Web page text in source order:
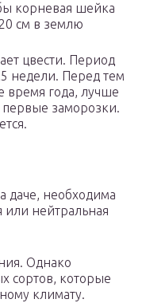
корневая шейка
см в землю
цвести. Период
недели. Перед тем
время года, лучше
первые заморозки.
даче, необходима
или нейтральная
Однако
сортов, которые
климату.